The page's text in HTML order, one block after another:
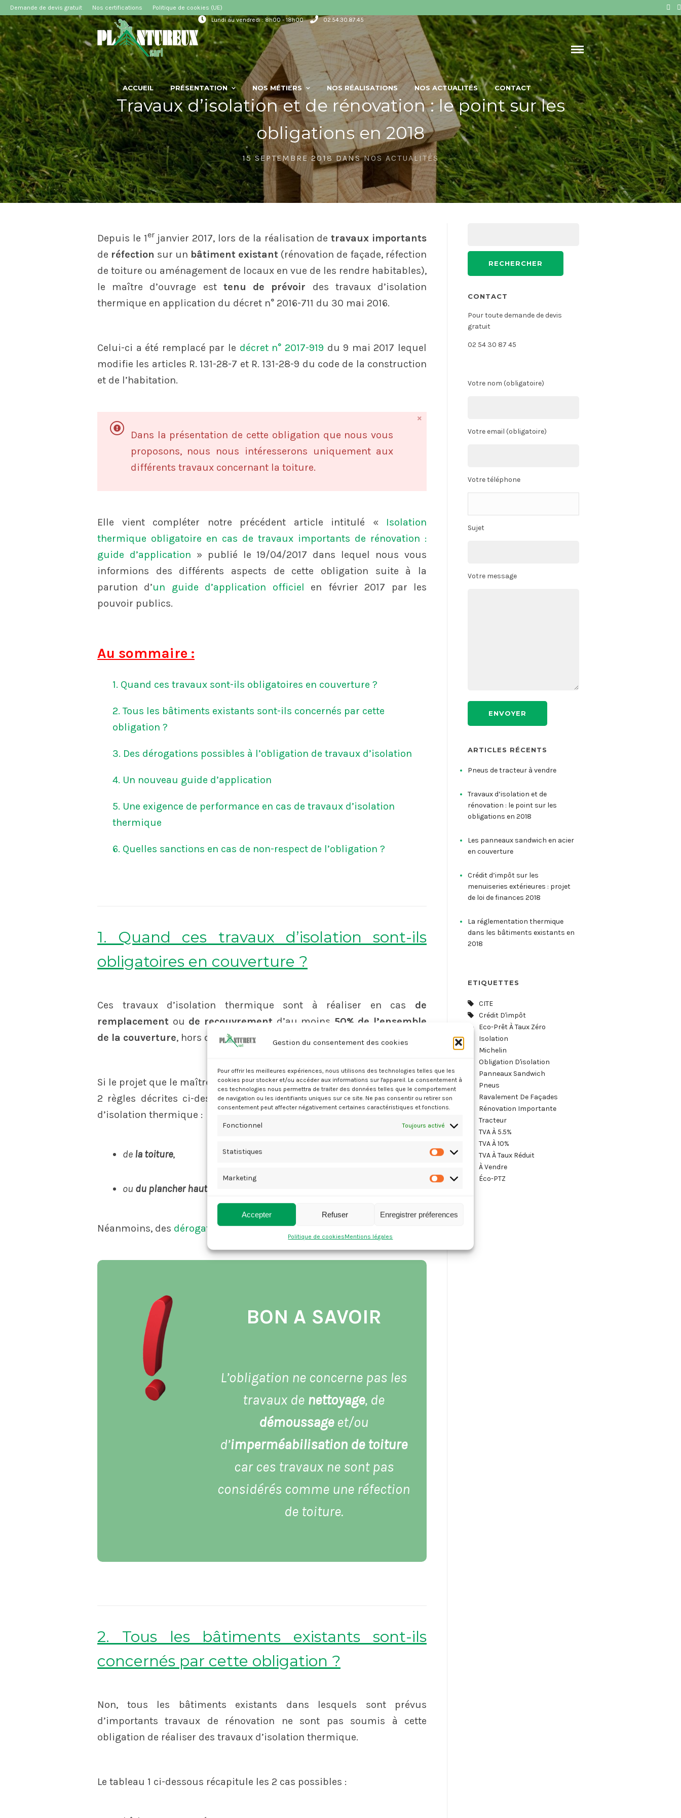
Gestion du consentement des cookies
Pour offrir les meilleures expériences, nous utilisons des technologies telles que les
cookies pour stocker et/ou accéder aux informations sur l'appareil. Le consentement à
ces technologies nous permettra de traiter des données telles que le comportement
de navigation ou les identifiants uniques sur ce site. Ne pas consentir ou retirer son
consentement peut affecter négativement certaines caractéristiques et fonctions.
Fonctionnel Toujours activé
Statistiques
STATISTIQUES
Marketing
MARKETING
Accepter Refuser Enregistrer préferences
Politique de cookiesMentions légales
Demande de devis gratuit Nos certifications
Politique de cookies (UE)
Lundi au vendredi : 8h00 - 18h00
02.54.30.87.45
ACCUEIL PRÉSENTATION NOS MÉTIERS NOS RÉALISATIONS NOS ACTUALITÉS CONTACT
Travaux d’isolation et de rénovation : le point sur les
obligations en 2018
15 SEPTEMBRE 2018 DANSNOS ACTUALITÉS
Depuis le 1erjanvier 2017, lors de la réalisation detravaux importants
de réfection sur un bâtiment existant (rénovation de façade, réfection
de toiture ou aménagement de locaux en vue de les rendre habitables),
le maître d’ouvrage est tenu de prévoir des travaux d’isolation
thermique en application du décret n° 2016-711 du 30 mai 2016.
Celui-ci a été remplacé par le décret n° 2017-919 du 9 mai 2017 lequel
modifie les articles R. 131-28-7 et R. 131-28-9 du code de la construction
et de l’habitation.
Dans la présentation de cette obligation que nous vous
proposons, nous nous intéresserons uniquement aux
différents travaux concernant la toiture.
Elle vient compléter notre précédent article intitulé « Isolation
thermique obligatoire en cas de travaux importants de rénovation :
guide d’application » publié le 19/04/2017 dans lequel nous vous
informions des différents aspects de cette obligation suite à la
parution d’un guide d’application officiel en février 2017 par les
pouvoir publics.
Au sommaire :
1. Quand ces travaux sont-ils obligatoires en couverture ?
2. Tous les bâtiments existants sont-ils concernés par cette
obligation ?
3. Des dérogations possibles à l’obligation de travaux d’isolation
4. Un nouveau guide d’application
5. Une exigence de performance en cas de travaux d’isolation
thermique
6. Quelles sanctions en cas de non-respect de l’obligation ?
1. Quand ces travaux d’isolation sont-ils
obligatoires en couverture ?
Ces travaux d’isolation thermique sont à réaliser en cas de
remplacement ou de recouvrement d’au moins 50% de l’ensemble
de la couverture, hors ouvertures.
Si le projet que le maître d’ouvrage souhaite réaliser respecte l’une des
2 règles décrites ci-dessus, il est alors tenu de prévoir des travaux
d’isolation thermique :
de la toiture,
ou du plancher haut du dernier niveau occupé ou chauffé
Néanmoins, des dérogationsà cette obligation sont possibles.
BON A SAVOIR
L’obligation ne concerne pas les
travaux de nettoyage, de
démoussageet/ou
d’imperméabilisation de toiture
car ces travaux ne sont pas
considérés comme une réfection
de toiture.
2. Tous les bâtiments existants sont-ils
concernés par cette obligation ?
Non, tous les bâtiments existants dans lesquels sont prévus
d’importants travaux de rénovation ne sont pas soumis à cette
obligation de réaliser des travaux d’isolation thermique.
Le tableau 1 ci-dessous récapitule les 2 cas possibles :
CONTACT
Pour toute demande de devis
gratuit
02 54 30 87 45
Votre nom (obligatoire)
Votre email (obligatoire)
Votre téléphone
Sujet
Votre message
ARTICLES RÉCENTS
Pneus de tracteur à vendre
Travaux d’isolation et de
rénovation : le point sur les
obligations en 2018
Les panneaux sandwich en acier
en couverture
Crédit d’impôt sur les
menuiseries extérieures : projet
de loi de finances 2018
La réglementation thermique
dans les bâtiments existants en
2018
ETIQUETTES
CITE
Crédit D'impôt
Eco-Prêt À Taux Zéro
Isolation
Michelin
Obligation D'isolation
Panneaux Sandwich
Pneus
Ravalement De Façades
Rénovation Importante
Tracteur
TVA À 5.5%
TVA À 10%
TVA À Taux Réduit
À Vendre
Éco-PTZ